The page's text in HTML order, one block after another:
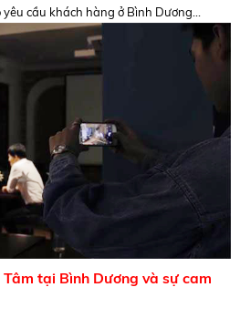
cầu khách hàng ở Bình Dương...
tại Bình Dương và sự cam